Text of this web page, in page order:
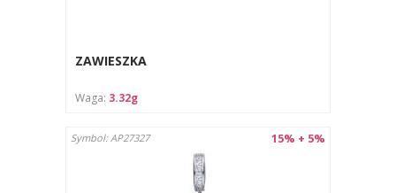
ZAWIESZKA
Waga: 3.32g
15% + 5%
Symbol: AP27327